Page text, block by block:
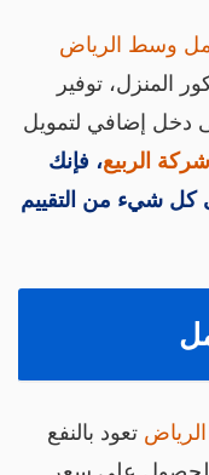
وسط الرياض
المنزل، توفير
إضافي لتمويل
الربيع، فإنك
شيء من التقييم
تعود بالنفع